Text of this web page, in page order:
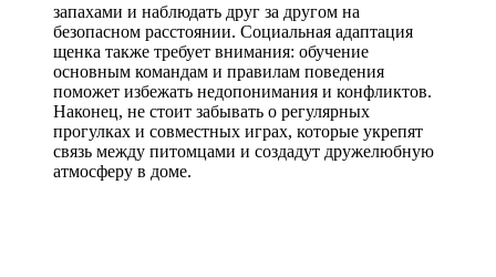
запахами и наблюдать друг за другом на
безопасном расстоянии. Социальная адаптация
щенка также требует внимания: обучение
основным командам и правилам поведения
поможет избежать недопонимания и конфликтов.
Наконец, не стоит забывать о регулярных
прогулках и совместных играх, которые укрепят
связь между питомцами и создадут дружелюбную
атмосферу в доме.